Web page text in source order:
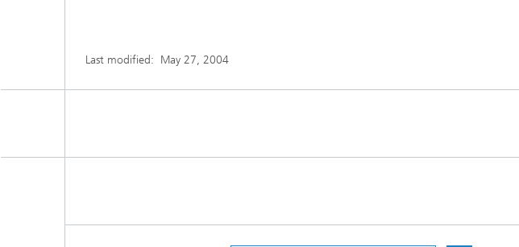
Last modified: May 27, 2004